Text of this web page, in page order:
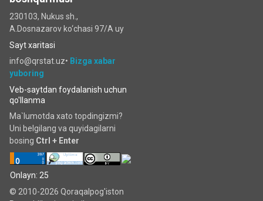
230103, Nukus sh.,
A.Dosnazarov ko‘chаsi 97/A uy
Sayt xaritasi
info@qrstat.uz• Bizga xabar
yuboring
Veb-saytdan foydalanish uchun
qo'llanma
Ma`lumotda xato topdingizmi?
Uni belgilang va quyidagilarni
bosing Ctrl + Enter
Onlayn: 25
© 2010-2026 Qoraqalpog'iston